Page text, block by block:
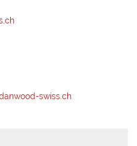
swiss.ch